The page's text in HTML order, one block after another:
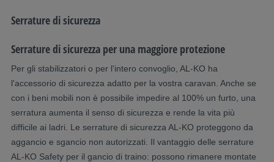
Serrature di sicurezza
Serrature di sicurezza per una maggiore protezione
Per gli stabilizzatori o per l'intero convoglio, AL-KO ha
l'accessorio di sicurezza adatto per la vostra caravan. Anche se
con i beni mobili non è possibile impedire al 100% un furto, una
serratura aumenta il senso di sicurezza e rende la vita più
difficile ai ladri. Le serrature di sicurezza AL-KO proteggono da
aggancio e sgancio non autorizzati. Il vantaggio delle serrature
AL-KO Safety per il gancio di traino: possono rimanere montate